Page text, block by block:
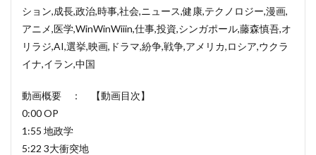
ション,成長,政治,時事,社会,ニュース,健康,テクノロジー,漫画,
アニメ,医学,WinWinWiiin,仕事,投資,シンガポール,藤森慎吾,オ
リラジ,AI,選挙,映画,ドラマ,紛争,戦争,アメリカ,ロシア,ウクラ
イナ,イラン,中国
動画概要 ： 【動画目次】
0:00 OP
1:55 地政学
5:22 3大衝突地